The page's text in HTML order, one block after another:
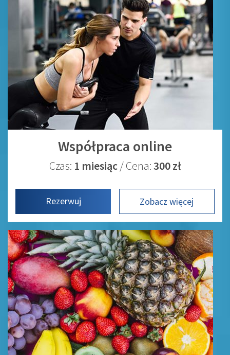
Współpraca online
Czas: 1 miesiąc/ Cena: 300 zł
Rezerwuj Zobacz więcej